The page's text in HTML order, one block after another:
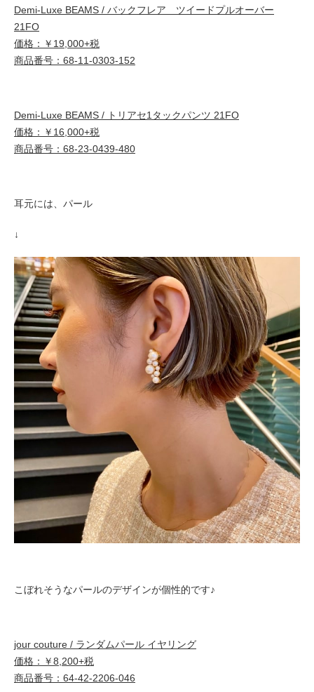
Demi-Luxe BEAMS / バックフレア ツイードプルオーバー
21FO
価格：￥19,000+税
商品番号：68-11-0303-152
Demi-Luxe BEAMS / トリアセ1タックパンツ 21FO
価格：￥16,000+税
商品番号：68-23-0439-480
耳元には、パール
↓
こぼれそうなパールのデザインが個性的です♪
jour couture / ランダムパール イヤリング
価格：￥8,200+税
商品番号：64-42-2206-046